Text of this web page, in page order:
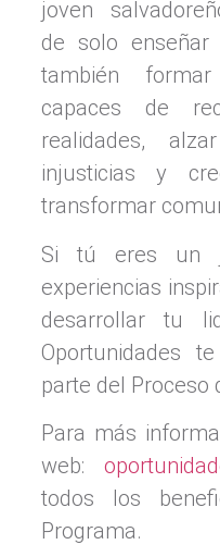
joven
de solo enseñar
también
capaces de
realidades,
injusticias y
transformar
Si tú eres un
experiencias
desarrollar tu
Oportunidades
parte del Proceso
Para más
web:
todos los
Programa.